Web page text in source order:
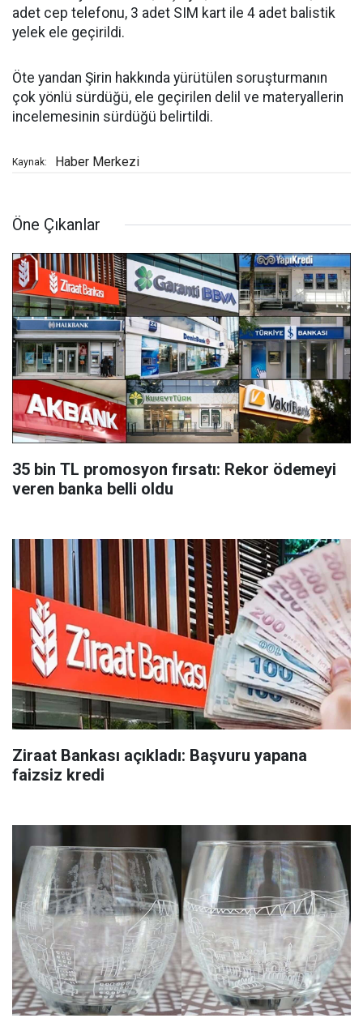
adet cep telefonu, 3 adet SIM kart ile 4 adet balistik
yelek ele geçirildi.
Öte yandan Şirin hakkında yürütülen soruşturmanın
çok yönlü sürdüğü, ele geçirilen delil ve materyallerin
incelemesinin sürdüğü belirtildi.
Kaynak: Haber Merkezi
Öne Çıkanlar
35 bin TL promosyon fırsatı: Rekor ödemeyi
veren banka belli oldu
Ziraat Bankası açıkladı: Başvuru yapana
faizsiz kredi